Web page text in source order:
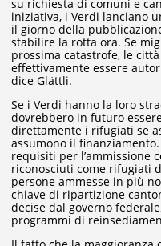
su richiesta di comuni e
iniziativa, i Verdi lanciano
il giorno della
stabilire la rotta ora. Se
prossima catastrofe, le
effettivamente essere
dice Glättli.
Se i Verdi hanno la loro
dovrebbero in futuro
direttamente i rifugiati se
assumono il
requisiti per l’ammissione
riconosciuti come rifugiati
persone ammesse in più
chiave di ripartizione
decise dal governo
programmi di